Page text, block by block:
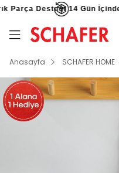
Parça Desteği 14 Gün İçinde
Anasayfa SCHAFER HOME